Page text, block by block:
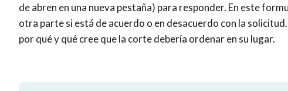
de abren en una nueva pestaña) para responder. En este
otra parte si está de acuerdo o en desacuerdo con la
por qué y qué cree que la corte debería ordenar en su lugar.